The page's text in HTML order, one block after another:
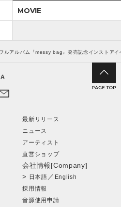
MOVIE
ルアルバム『messy bag』発売記念インストアイ
最新リリース
ニュース
アーティスト
直営ショップ
会社情報[Company]
> 日本語 ／ English
採用情報
音源使用申請